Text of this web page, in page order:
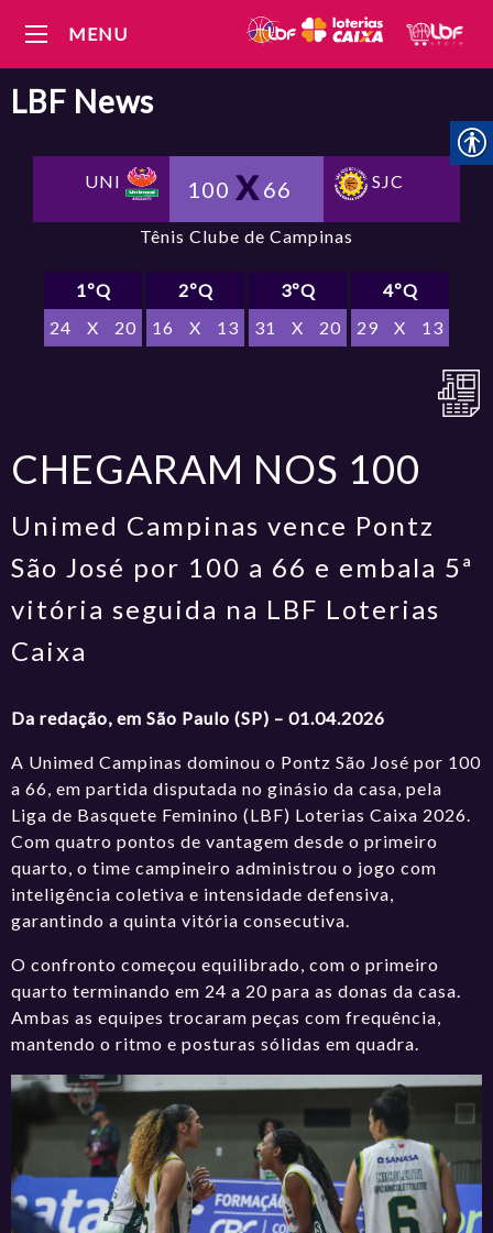
MENU
LBF News
UNI 100 66 SJC
Tênis Clube de Campinas
1ºQ
24
X 20
2ºQ
16
X 13
3ºQ
31
X 20
4ºQ
29
X 13
CHEGARAM NOS 100
Unimed Campinas vence Pontz
São José por 100 a 66 e embala 5ª
vitória seguida na LBF Loterias
Caixa
Da redação, em São Paulo (SP) – 01.04.2026
A Unimed Campinas dominou o Pontz São José por 100
a 66, em partida disputada no ginásio da casa, pela
Liga de Basquete Feminino (LBF) Loterias Caixa 2026.
Com quatro pontos de vantagem desde o primeiro
quarto, o time campineiro administrou o jogo com
inteligência coletiva e intensidade defensiva,
garantindo a quinta vitória consecutiva.
O confronto começou equilibrado, com o primeiro
quarto terminando em 24 a 20 para as donas da casa.
Ambas as equipes trocaram peças com frequência,
mantendo o ritmo e posturas sólidas em quadra.